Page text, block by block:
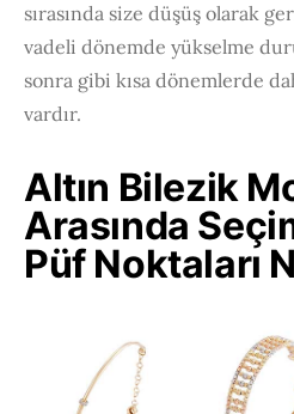
sırasında size düşüş olarak
vadeli dönemde yükselme
sonra gibi kısa dönemlerde
vardır.
Altın Bilezik
Arasında
Püf Noktaları